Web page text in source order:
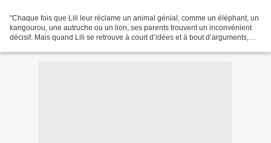
"Chaque fois que Lili leur réclame un animal génial, comme un éléphant, un
kangourou, une autruche ou un lion, ses parents trouvent un inconvénient
décisif. Mais quand Lili se retrouve à court d’idées et à bout d’arguments,